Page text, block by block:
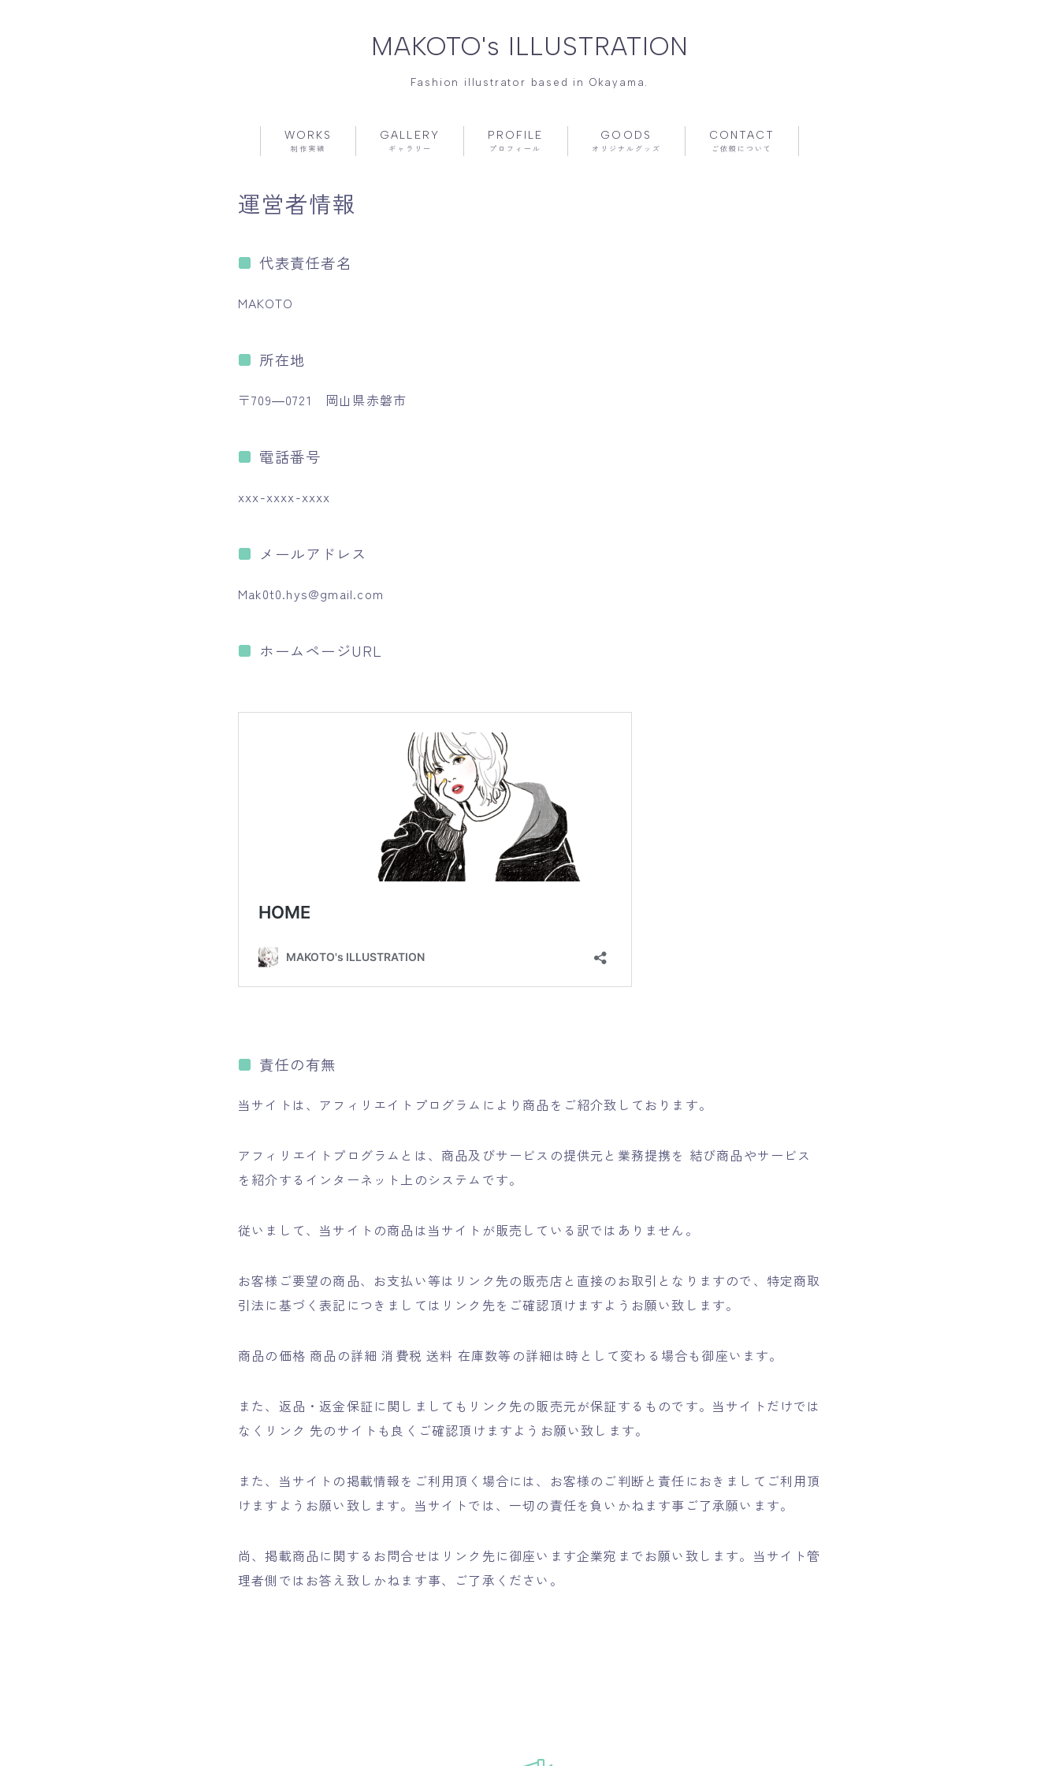
MAKOTO's ILLUSTRATION
Fashion illustrator based in Okayama.
WORKS
制作実績
GALLERY
ギャラリー
PROFILE
プロフィール
GOODS
オリジナルグッズ
CONTACT
ご依頼について
運営者情報
代表責任者名
MAKOTO
所在地
〒709―0721 岡山県赤磐市
電話番号
xxx-xxxx-xxxx
メールアドレス
Mak0t0.hys@gmail.com
ホームページURL
責任の有無
当サイトは、アフィリエイトプログラムにより商品をご紹介致しております。
アフィリエイトプログラムとは、商品及びサービスの提供元と業務提携を 結び商品やサービス
を紹介するインターネット上のシステムです。
従いまして、当サイトの商品は当サイトが販売している訳ではありません。
お客様ご要望の商品、お支払い等はリンク先の販売店と直接のお取引となりますので、特定商取
引法に基づく表記につきましてはリンク先をご確認頂けますようお願い致します。
商品の価格 商品の詳細 消費税 送料 在庫数等の詳細は時として変わる場合も御座います。
また、返品・返金保証に関しましてもリンク先の販売元が保証するものです。当サイトだけでは
なくリンク 先のサイトも良くご確認頂けますようお願い致します。
また、当サイトの掲載情報をご利用頂く場合には、お客様のご判断と責任におきましてご利用頂
けますようお願い致します。当サイトでは、一切の責任を負いかねます事ご了承願います。
尚、掲載商品に関するお問合せはリンク先に御座います企業宛までお願い致します。当サイト管
理者側ではお答え致しかねます事、ご了承ください。